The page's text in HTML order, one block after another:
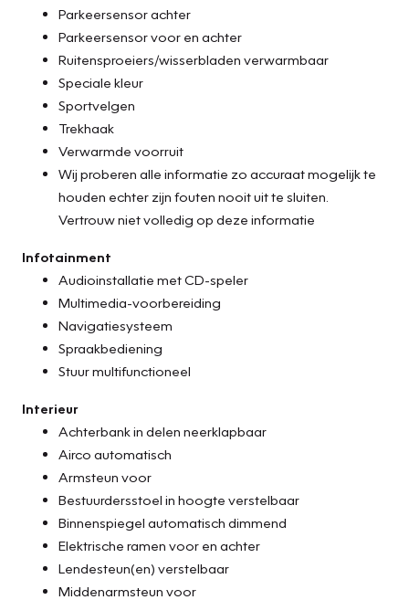
Parkeersensor achter
Parkeersensor voor en achter
Ruitensproeiers/wisserbladen verwarmbaar
Speciale kleur
Sportvelgen
Trekhaak
Verwarmde voorruit
Wij proberen alle informatie zo accuraat mogelijk te
houden echter zijn fouten nooit uit te sluiten.
Vertrouw niet volledig op deze informatie
Infotainment
Audioinstallatie met CD-speler
Multimedia-voorbereiding
Navigatiesysteem
Spraakbediening
Stuur multifunctioneel
Interieur
Achterbank in delen neerklapbaar
Airco automatisch
Armsteun voor
Bestuurdersstoel in hoogte verstelbaar
Binnenspiegel automatisch dimmend
Elektrische ramen voor en achter
Lendesteun(en) verstelbaar
Middenarmsteun voor